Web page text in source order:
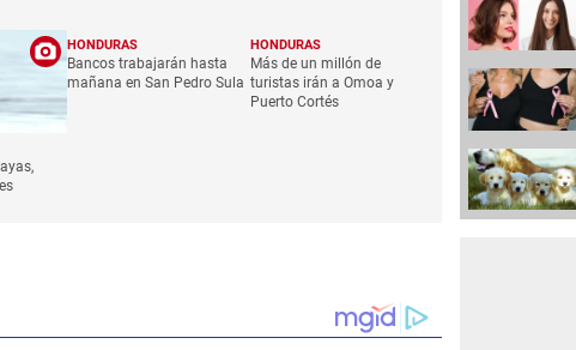
HONDURAS
Bancos trabajarán hasta
mañana en San Pedro Sula
HONDURAS
Más de un millón de
turistas irán a Omoa y
Puerto Cortés